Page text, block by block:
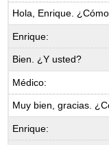
Hola, Enrique.
Enrique:
Bien. ¿Y usted?
Médico:
Muy bien, gracias.
Enrique: